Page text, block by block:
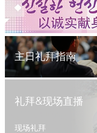
主日礼拜指南
礼拜&现场直播
现场礼拜